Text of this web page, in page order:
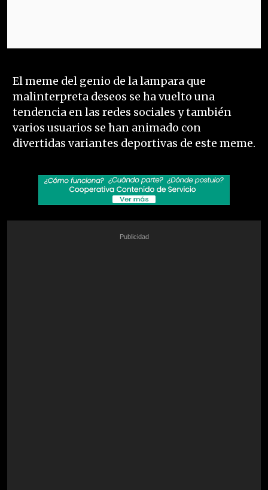
El meme del genio de la lampara que
malinterpreta deseos se ha vuelto una
tendencia en las redes sociales y también
varios usuarios se han animado con
divertidas variantes deportivas de este meme.